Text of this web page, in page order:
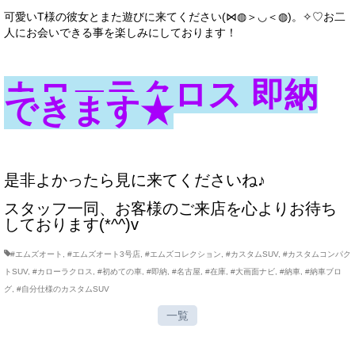
可愛いT様の彼女とまた遊びに来てください(⋈◍＞◡＜◍)。✧♡お二
人にお会いできる事を楽しみにしております！
カローラクロス 即納
できます★
是非よかったら見に来てくださいね♪
スタッフ一同、お客様のご来店を心よりお待ち
しております(*^^)v
#エムズオート #エムズオート3号店 #エムズコレクション #カスタムSUV, #カスタムコンパク
トSUV, #カローラクロス #初めての車 #即納 #名古屋 #在庫 #大画面ナビ #納車
#納車ブロ
グ #自分仕様のカスタムSUV
一覧